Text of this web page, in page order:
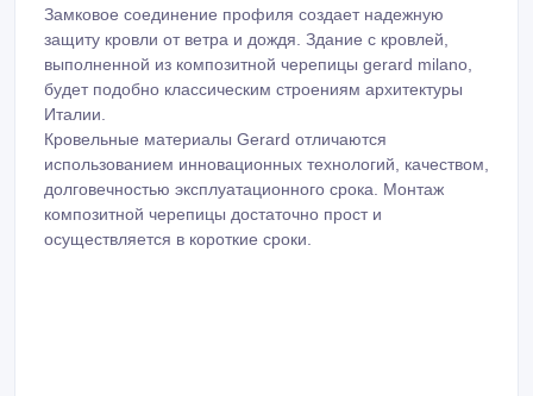
Замковое соединение профиля создает надежную
защиту кровли от ветра и дождя. Здание с кровлей,
выполненной из композитной черепицы gerard milano,
будет подобно классическим строениям архитектуры
Италии.
Кровельные материалы Gerard отличаются
использованием инновационных технологий, качеством,
долговечностью эксплуатационного срока. Монтаж
композитной черепицы достаточно прост и
осуществляется в короткие сроки.